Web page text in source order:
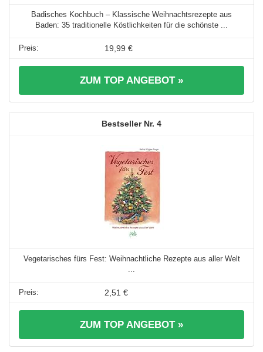
Badisches Kochbuch – Klassische Weihnachtsrezepte aus
Baden: 35 traditionelle Köstlichkeiten für die schönste ...
19,99 €
ZUM TOP ANGEBOT »
4
Vegetarisches fürs Fest: Weihnachtliche Rezepte aus aller Welt
...
2,51 €
ZUM TOP ANGEBOT »